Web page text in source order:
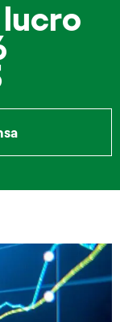
lucro